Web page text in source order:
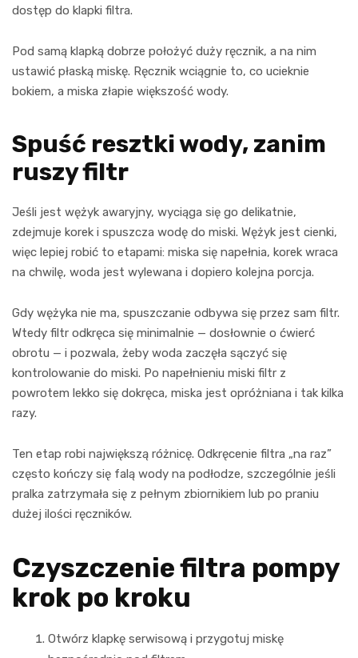
dostęp do klapki filtra.
Pod samą klapką dobrze położyć duży ręcznik, a na nim
ustawić płaską miskę. Ręcznik wciągnie to, co ucieknie
bokiem, a miska złapie większość wody.
Spuść resztki wody, zanim
ruszy filtr
Jeśli jest wężyk awaryjny, wyciąga się go delikatnie,
zdejmuje korek i spuszcza wodę do miski. Wężyk jest cienki,
więc lepiej robić to etapami: miska się napełnia, korek wraca
na chwilę, woda jest wylewana i dopiero kolejna porcja.
Gdy wężyka nie ma, spuszczanie odbywa się przez sam filtr.
Wtedy filtr odkręca się minimalnie — dosłownie o ćwierć
obrotu — i pozwala, żeby woda zaczęła sączyć się
kontrolowanie do miski. Po napełnieniu miski filtr z
powrotem lekko się dokręca, miska jest opróżniana i tak kilka
razy.
Ten etap robi największą różnicę. Odkręcenie filtra „na raz”
często kończy się falą wody na podłodze, szczególnie jeśli
pralka zatrzymała się z pełnym zbiornikiem lub po praniu
dużej ilości ręczników.
Czyszczenie filtra pompy
krok po kroku
Otwórz klapkę serwisową i przygotuj miskę